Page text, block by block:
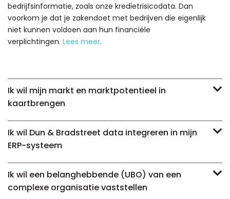
bedrijfsinformatie, zoals onze kredietrisicodata. Dan
voorkom je dat je zakendoet met bedrijven die eigenlijk
niet kunnen voldoen aan hun financiële
verplichtingen. Lees meer.
Ik wil mijn markt en marktpotentieel in
kaartbrengen
Ik wil Dun & Bradstreet data integreren in mijn
ERP-systeem
Ik wil een belanghebbende (UBO) van een
complexe organisatie vaststellen